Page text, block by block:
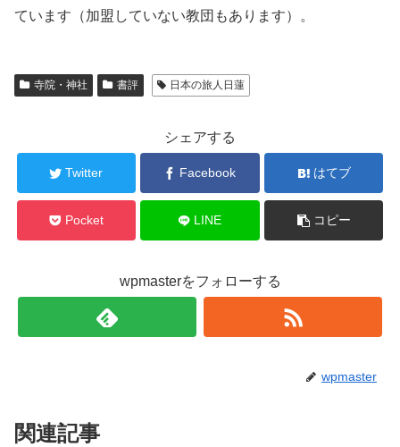
ています（加盟していない教団もあります）。
寺院・神社 書評 日本の旅人日蓮
シェアする
Twitter Facebook はてブ
Pocket LINE コピー
wpmasterをフォローする
wpmaster
関連記事